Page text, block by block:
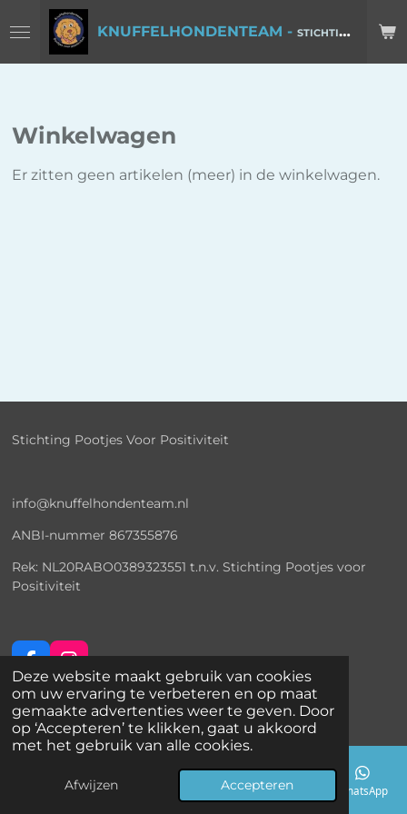
Deze website maakt gebruik van cookies
om uw ervaring te verbeteren en op maat
gemaakte advertenties weer te geven. Door
op ‘Accepteren’ te klikken, gaat u akkoord
met het gebruik van alle cookies.
Afwijzen Accepteren
direct
naar
KNUFFELHONDENTEAM - STICHTING POOTJES VOOR POSITIVITEIT
Winkelwagen
Er zitten geen artikelen (meer) in de winkelwagen.
Stichting Pootjes Voor Positiviteit
info@knuffelhondenteam.nl
ANBI-nummer 867355876
Rek: NL20RABO0389323551 t.n.v. Stichting Pootjes voor
Positiviteit
a
c
e
b
o
n
s
t
a
g
a
© 2025 Knuffelhondenteam
Powered byJouwWeb
E-mailadres Telefoonnummer Kaart Facebook WhatsApp